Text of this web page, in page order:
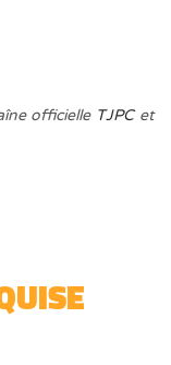
officielle TJPCet